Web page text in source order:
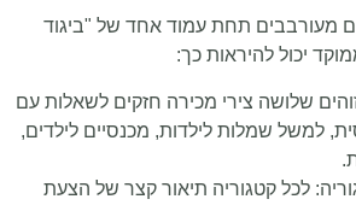
מעורבבים תחת עמוד אחד של "ביגוד
יכול להיראות כך:
שלושה צירי מכירה חזקים לשאלות עם
למשל שמלות לילדות, מכנסיים לילדים,
לכל קטגוריה תיאור קצר של הצעת